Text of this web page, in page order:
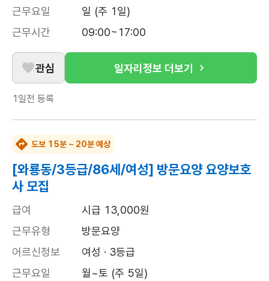
근무요일
일 (주 1일)
근무시간
09:00~17:00
관심 일자리정보 더보기
1일전 등록
도보 15분 ~ 20분 예상
[와룡동/3등급/86세/여성] 방문요양 요양보호
사 모집
급여
시급 13,000원
근무유형
방문요양
어르신정보
여성 · 3등급
근무요일
월~토 (주 5일)